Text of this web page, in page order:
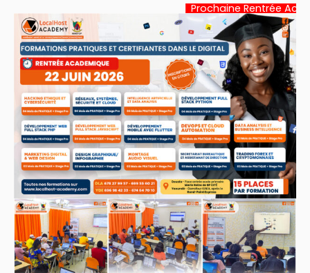
Prochaine Rentrée Académique: 22